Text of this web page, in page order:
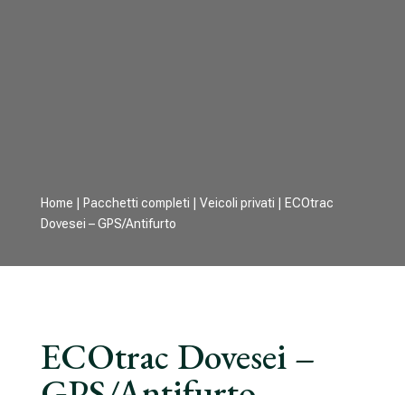
Home Pacchetti completi Veicoli privati | ECOtrac
Dovesei – GPS/Antifurto
ECOtrac Dovesei –